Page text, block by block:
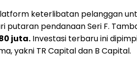
keterlibatan pelanggan
putaran pendanaan Seri F.
juta. Investasi terbaru ini
yakni TR Capital dan B Capital.